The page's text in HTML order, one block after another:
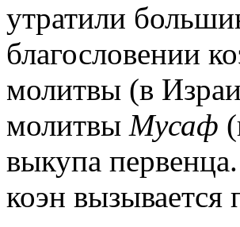
утратили
благословении
молитвы (в
молитвы Мусаф
выкупа
коэн вызывается